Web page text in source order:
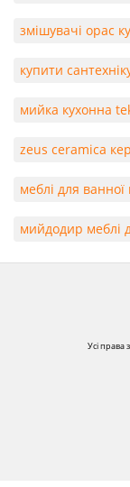
змішувачі орас
купити
мийка кухонна
zeus ceramica
меблі для
мийдодир меблі
Усі права